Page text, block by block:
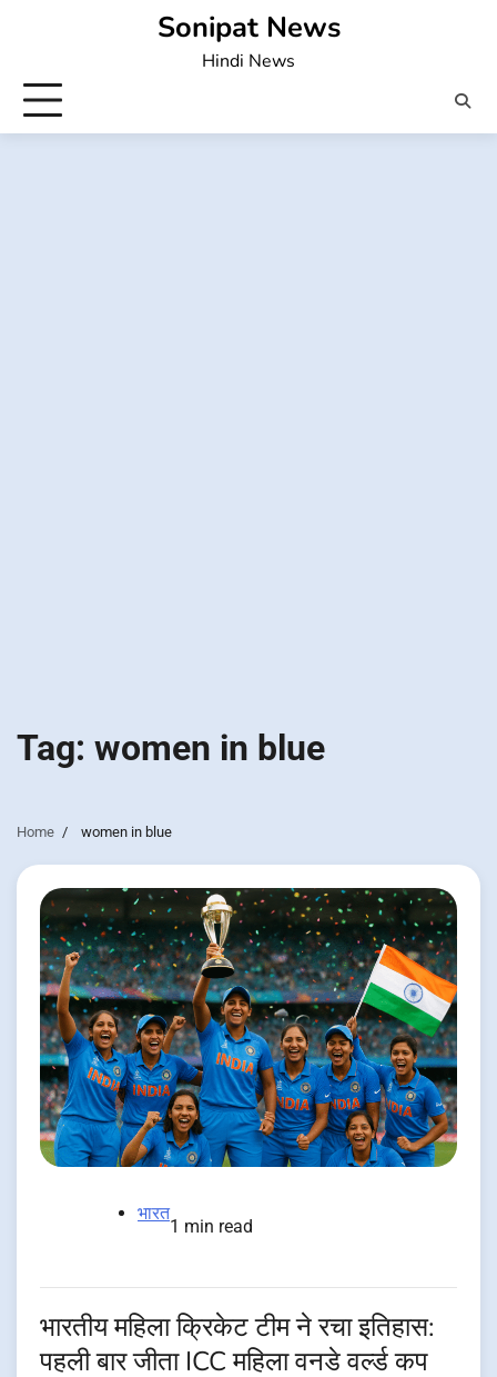
Sonipat News
Hindi News
Tag: women in blue
Home women in blue
भारत
1 min read
भारतीय महिला क्रिकेट टीम ने रचा इतिहास:
पहली बार जीता ICC महिला वनडे वर्ल्ड कप